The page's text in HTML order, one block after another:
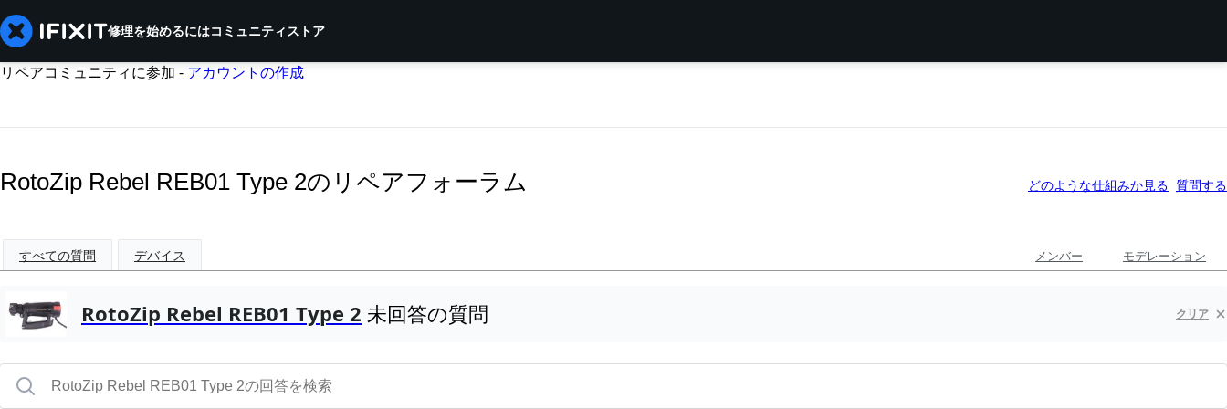
修理を始めるにはコミュニティストア
リペアコミュニティに参加 - アカウントの作成
RotoZip Rebel REB01 Type 2のリペアフォーラム どのような仕組みか見る 質問する
すべての質問 デバイス メンバー モデレーション
RotoZip Rebel REB01 Type 2 未回答の質問 クリア